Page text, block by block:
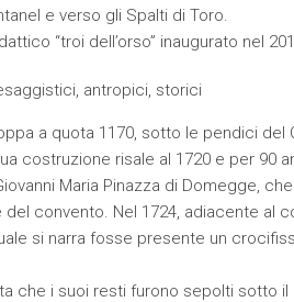
e verso gli Spalti di Toro.
“troi dell’orso” inaugurato nel
antropici, storici
a quota 1170, sotto le pendici
costruzione risale al 1720 e per 90
Maria Pinazza di Domegge,
convento. Nel 1724, adiacente al
si narra fosse presente un
che i suoi resti furono sepolti sotto